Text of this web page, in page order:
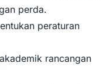
perda.
peraturan
rancangan